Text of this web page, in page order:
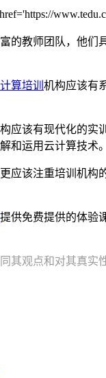
的教师团队，他们
算培训 机构应该有
应该有现代化的
和运用云计算技术。
该注重培训机
提供免费提供的体验
其观点和对其真